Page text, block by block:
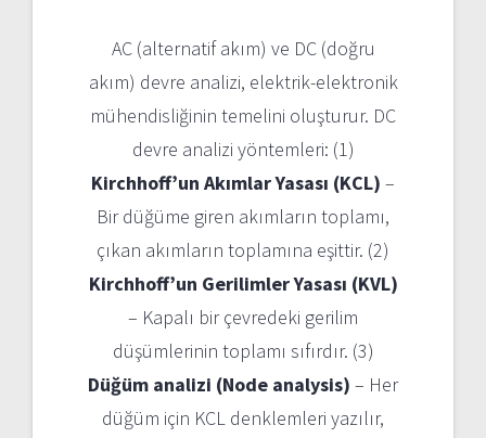
AC (alternatif akım) ve DC (doğru
akım) devre analizi, elektrik-elektronik
mühendisliğinin temelini oluşturur. DC
devre analizi yöntemleri: (1)
Kirchhoff’un Akımlar Yasası (KCL) –
Bir düğüme giren akımların toplamı,
çıkan akımların toplamına eşittir. (2)
Kirchhoff’un Gerilimler Yasası (KVL)
– Kapalı bir çevredeki gerilim
düşümlerinin toplamı sıfırdır. (3)
Düğüm analizi (Node analysis) – Her
düğüm için KCL denklemleri yazılır,